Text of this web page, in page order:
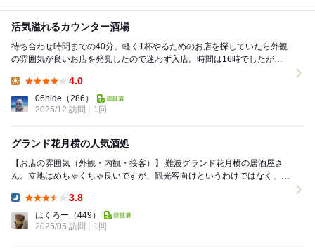
活気溢れるカウンター酒場
待ち合わせ時間までの40分。軽く1杯やるためのお店を探していたら外観
の雰囲気が良いお店を発見したので迷わず入店。時間は16時でしたが店
4.0
06hide （286）
2025/12 訪問
1回
グランド花月横の人気酒処
【お店の雰囲気（外観・内観・接客）】 難波グランド花月横の居酒屋さ
ん。立地はめちゃくちゃ良いですが、観光客向けというわけではなく、地
3.8
はくろー （449）
2025/05 訪問
1回